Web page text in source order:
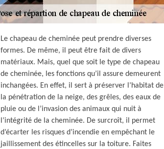
Le chapeau de cheminée peut prendre diverses
formes. De même, il peut être fait de divers
matériaux. Mais, quel que soit le type de chapeau
de cheminée, les fonctions qu’il assure demeurent
inchangées. En effet, il sert à préserver l’habitat de
la pénétration de la neige, des grêles, des eaux de
pluie ou de l’invasion des animaux qui nuit à
l’intégrité de la cheminée. De surcroît, il permet
d’écarter les risques d’incendie en empêchant le
jaillissement des étincelles sur la toiture. Faites